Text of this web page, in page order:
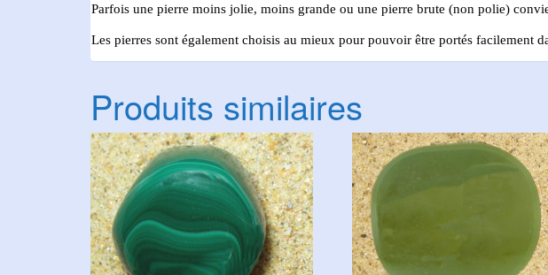
Parfois une pierre moins jolie, moins grande ou une pierre brute (non polie)
Les pierres sont également choisis au mieux pour pouvoir être portés facilement
Produits similaires